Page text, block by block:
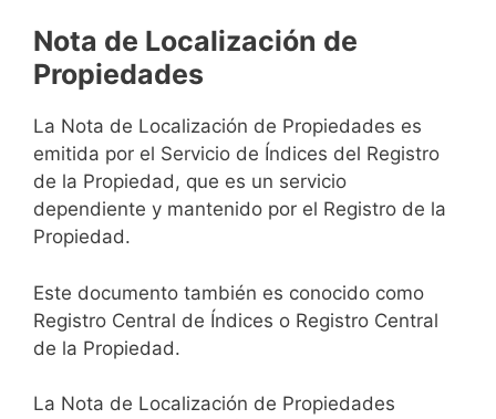
Nota de Localización de
Propiedades
La Nota de Localización de Propiedades es
emitida por el Servicio de Índices del Registro
de la Propiedad, que es un servicio
dependiente y mantenido por el Registro de la
Propiedad.
Este documento también es conocido como
Registro Central de Índices o Registro Central
de la Propiedad.
La Nota de Localización de Propiedades